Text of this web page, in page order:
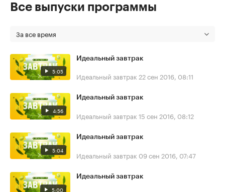
Все выпуски программы
За все время
5:05
Идеальный завтрак
Идеальный завтрак 22 сен 2016, 08:11
4:56
Идеальный завтрак
Идеальный завтрак 15 сен 2016, 08:12
5:04
Идеальный завтрак
Идеальный завтрак 09 сен 2016, 07:47
5:00
Идеальный завтрак